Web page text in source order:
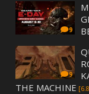
9
9
THE MACHINE